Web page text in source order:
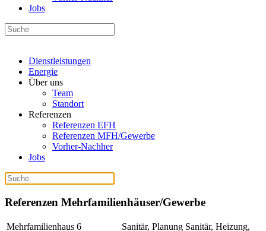
Jobs
Dienstleistungen
Energie
Über uns
Team
Standort
Referenzen
Referenzen EFH
Referenzen MFH/Gewerbe
Vorher-Nachher
Jobs
Referenzen Mehrfamilienhäuser/Gewerbe
Mehrfamilienhaus 6
Sanitär, Planung Sanitär, Heizung,